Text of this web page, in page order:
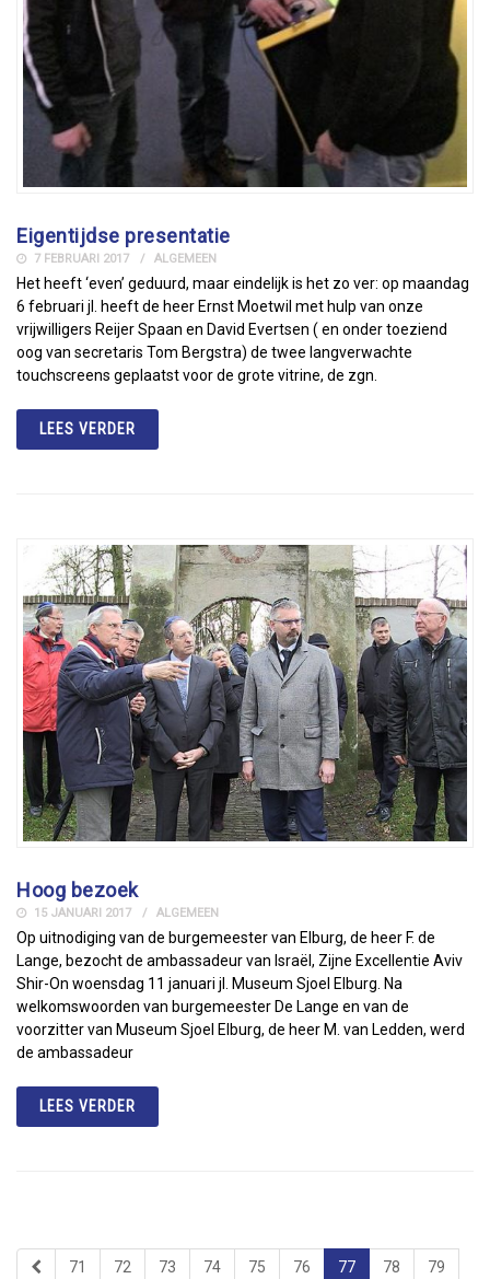
Eigentijdse presentatie
7 FEBRUARI 2017 ALGEMEEN
Het heeft ‘even’ geduurd, maar eindelijk is het zo ver: op maandag
6 februari jl. heeft de heer Ernst Moetwil met hulp van onze
vrijwilligers Reijer Spaan en David Evertsen ( en onder toeziend
oog van secretaris Tom Bergstra) de twee langverwachte
touchscreens geplaatst voor de grote vitrine, de zgn.
LEES VERDER
Hoog bezoek
15 JANUARI 2017 ALGEMEEN
Op uitnodiging van de burgemeester van Elburg, de heer F. de
Lange, bezocht de ambassadeur van Israël, Zijne Excellentie Aviv
Shir-On woensdag 11 januari jl. Museum Sjoel Elburg. Na
welkomswoorden van burgemeester De Lange en van de
voorzitter van Museum Sjoel Elburg, de heer M. van Ledden, werd
de ambassadeur
LEES VERDER
71 72 73 74 75 76 77 78 79